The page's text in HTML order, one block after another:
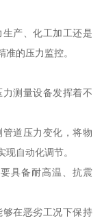
产、化工加工还是
的压力监控。
测量设备发挥着不
道压力变化，将物
自动化调节。
具备耐高温、抗震
在恶劣工况下保持